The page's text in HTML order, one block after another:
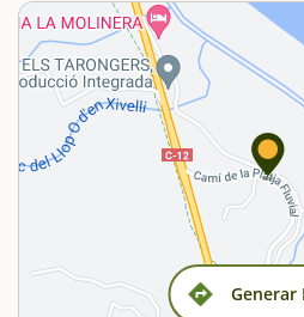
Generar